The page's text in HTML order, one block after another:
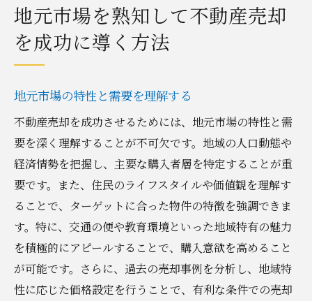
地元市場を熟知して不動産売却
を成功に導く方法
地元市場の特性と需要を理解する
不動産売却を成功させるためには、地元市場の特性と需
要を深く理解することが不可欠です。地域の人口動態や
経済情勢を把握し、主要な購入者層を特定することが重
要です。また、住民のライフスタイルや価値観を理解す
ることで、ターゲットに合った物件の特徴を強調できま
す。特に、交通の便や教育環境といった地域特有の魅力
を積極的にアピールすることで、購入意欲を高めること
が可能です。さらに、過去の売却事例を分析し、地域特
性に応じた価格設定を行うことで、有利な条件での売却